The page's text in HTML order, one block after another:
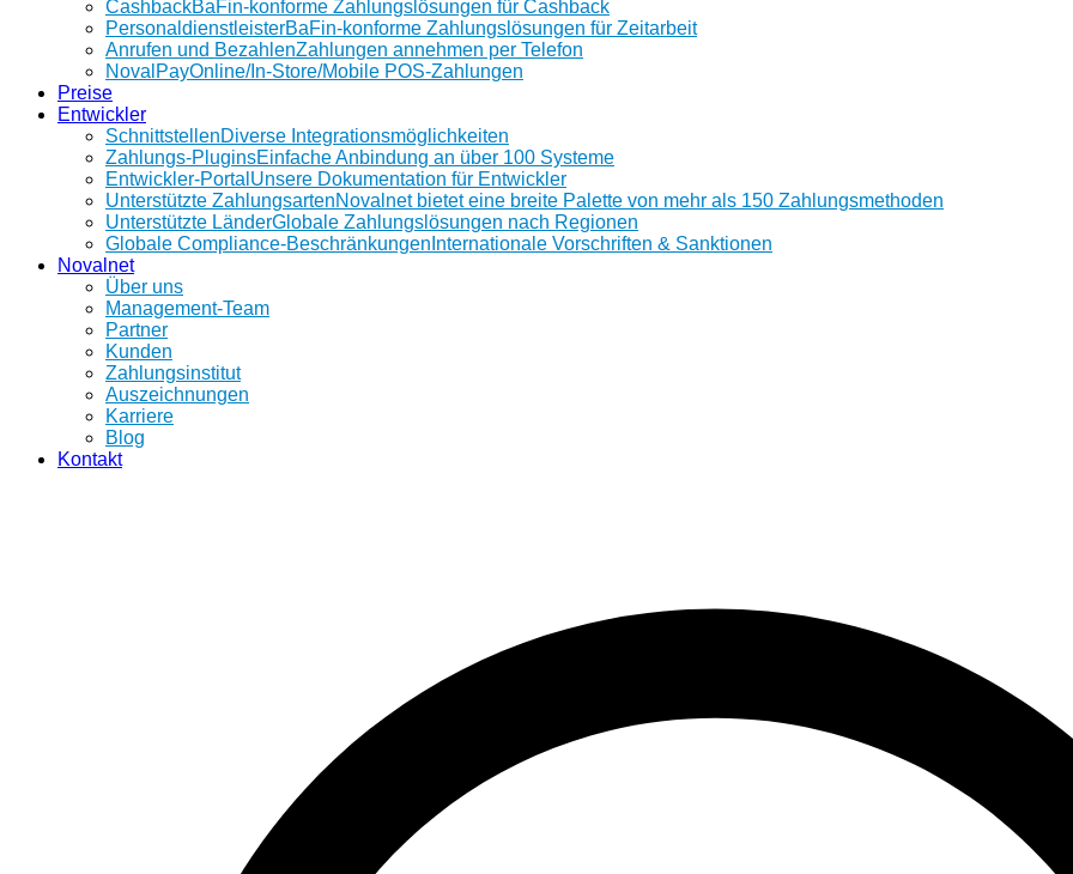
CashbackBaFin-konforme Zahlungslösungen für Cashback
PersonaldienstleisterBaFin-konforme Zahlungslösungen für Zeitarbeit
Anrufen und BezahlenZahlungen annehmen per Telefon
NovalPayOnline/In-Store/Mobile POS-Zahlungen
Preise
Entwickler
SchnittstellenDiverse Integrationsmöglichkeiten
Zahlungs-PluginsEinfache Anbindung an über 100 Systeme
Entwickler-Portal Unsere Dokumentation für Entwickler
Unterstützte ZahlungsartenNovalnet bietet eine breite Palette von mehr als 150 Zahlungsmethoden
Unterstützte LänderGlobale Zahlungslösungen nach Regionen
Globale Compliance-Beschränkungen Internationale Vorschriften & Sanktionen
Novalnet
Über uns
Management-Team
Partner
Kunden
Zahlungsinstitut
Auszeichnungen
Karriere
Blog
Kontakt